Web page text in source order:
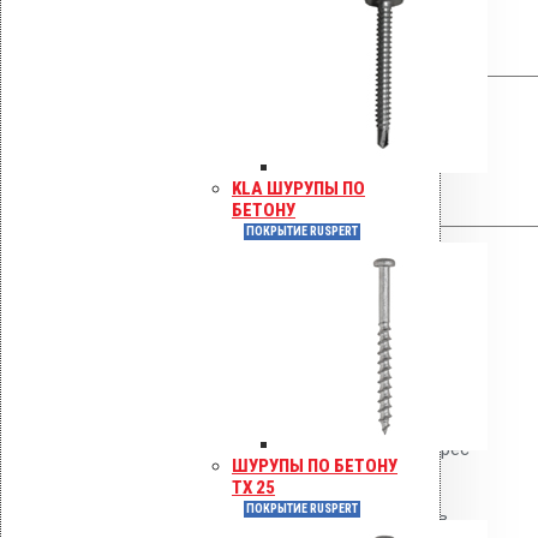
KLA ШУРУПЫ ПО
БЕТОНУ
ПОКРЫТИЕ RUSPERT
ШУРУПЫ ПО БЕТОНУ
TX 25
ПОКРЫТИЕ RUSPERT
Сохранить моё имя, email и адрес
сайта в этом браузере для
последующих моих комментариев.